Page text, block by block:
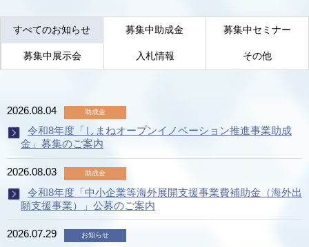
すべてのお知らせ 募集中助成金 募集中セミナー
募集中展示会 入札情報 その他
2026.08.04 助成金
令和8年度「しまねオープンイノベーション推進事業助成
金」募集のご案内
2026.08.03 助成金
令和8年度「中小企業等海外展開支援事業費補助金（海外出
願支援事業）」公募のご案内
2026.07.29 お知らせ